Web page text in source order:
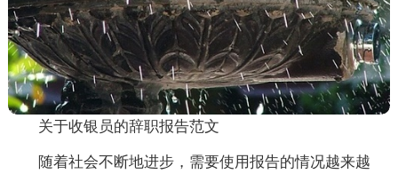
关于收银员的辞职报告范文
随着社会不断地进步，需要使用报告的情况越来越